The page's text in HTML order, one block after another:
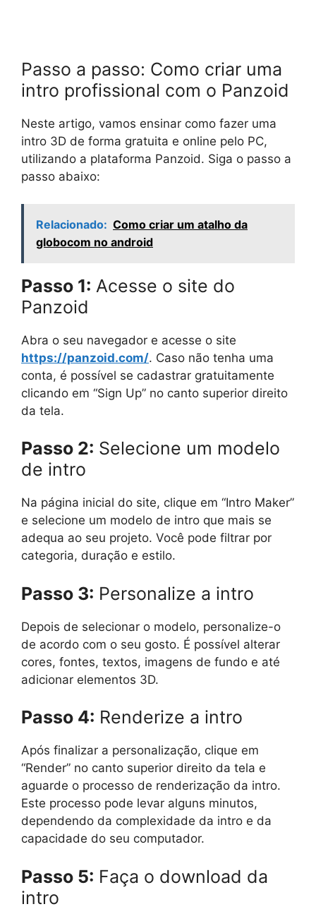
Passo a passo: Como criar uma
intro profissional com o Panzoid
Neste artigo, vamos ensinar como fazer uma
intro 3D de forma gratuita e online pelo PC,
utilizando a plataforma Panzoid. Siga o passo a
passo abaixo:
Relacionado: Como criar um atalho da
globocom no android
Passo 1: Acesse o site do
Panzoid
Abra o seu navegador e acesse o site
https://panzoid.com/. Caso não tenha uma
conta, é possível se cadastrar gratuitamente
clicando em “Sign Up” no canto superior direito
da tela.
Passo 2: Selecione um modelo
de intro
Na página inicial do site, clique em “Intro Maker”
e selecione um modelo de intro que mais se
adequa ao seu projeto. Você pode filtrar por
categoria, duração e estilo.
Passo 3: Personalize a intro
Depois de selecionar o modelo, personalize-o
de acordo com o seu gosto. É possível alterar
cores, fontes, textos, imagens de fundo e até
adicionar elementos 3D.
Passo 4: Renderize a intro
Após finalizar a personalização, clique em
“Render” no canto superior direito da tela e
aguarde o processo de renderização da intro.
Este processo pode levar alguns minutos,
dependendo da complexidade da intro e da
capacidade do seu computador.
Passo 5: Faça o download da
intro